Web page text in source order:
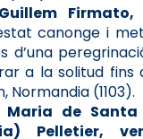
Firmato,
canonge i
d’una
a la solitud fins
Normandia (1103).
Maria de Santa
Pelletier,